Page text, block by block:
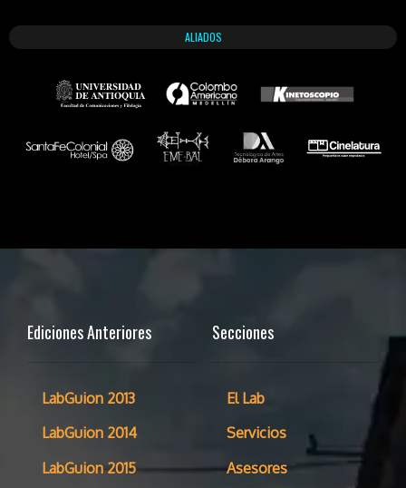
ALIADOS
Ediciones Anteriores
LabGuion 2013
LabGuion 2014
LabGuion 2015
Secciones
El Lab
Servicios
Asesores